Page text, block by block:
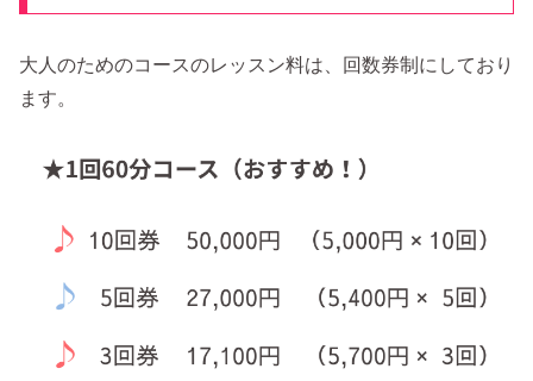
大人のためのコースのレッスン料は、回数券制にしており
ます。